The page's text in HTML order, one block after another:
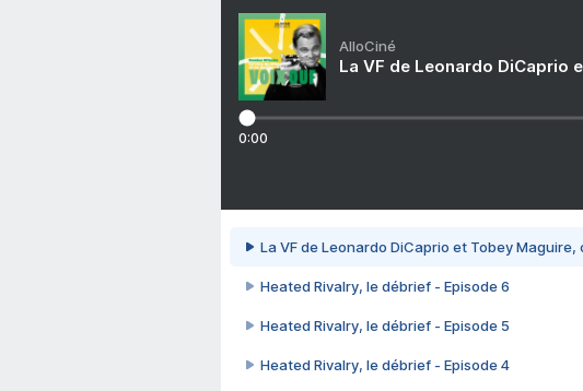
AlloCiné
La VF de Leonardo DiCaprio
0:00
La VF de Leonardo DiCaprio et Tobey
Heated Rivalry, le débrief - Episode 6
Heated Rivalry, le débrief - Episode 5
Heated Rivalry, le débrief - Episode 4